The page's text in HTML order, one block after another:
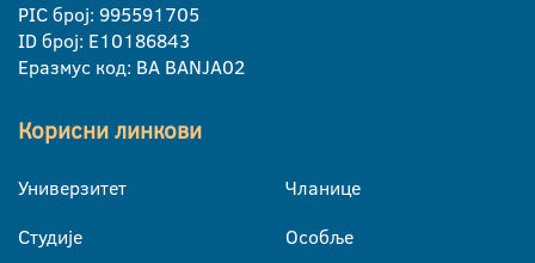
PIC број: 995591705
ID број: E10186843
Еразмус код: BA BANJA02
Корисни линкови
Универзитет
Студије
Чланице
Особље